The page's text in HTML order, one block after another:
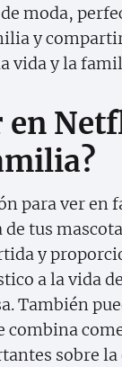
moda,
y
vida y la
en
para ver en
de tus
y
a la vida
También
combina
sobre